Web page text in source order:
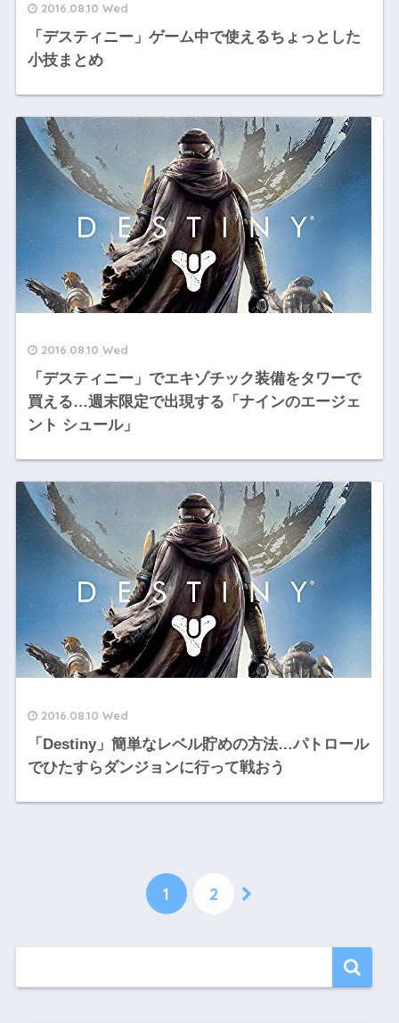
2016.08.10 Wed
「デスティニー」ゲーム中で使えるちょっとした
小技まとめ
2016.08.10 Wed
「デスティニー」でエキゾチック装備をタワーで
買える…週末限定で出現する「ナインのエージェ
ント シュール」
2016.08.10 Wed
「Destiny」簡単なレベル貯めの方法…パトロール
でひたすらダンジョンに行って戦おう
1 2